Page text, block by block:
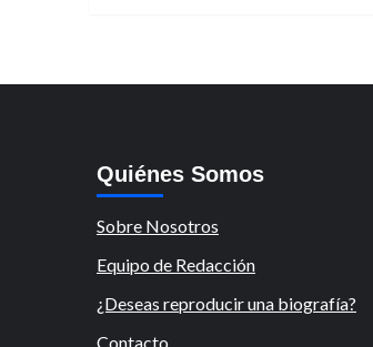
Quiénes Somos
Sobre Nosotros
Equipo de Redacción
¿Deseas reproducir una biografía?
Contacto